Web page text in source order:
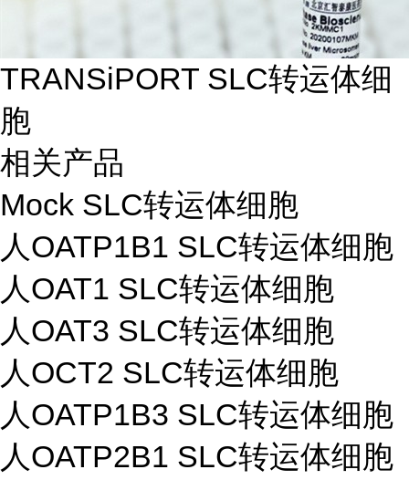
TRANSiPORT SLC转运体细
胞
相关产品
Mock SLC转运体细胞
人OATP1B1 SLC转运体细胞
人OAT1 SLC转运体细胞
人OAT3 SLC转运体细胞
人OCT2 SLC转运体细胞
人OATP1B3 SLC转运体细胞
人OATP2B1 SLC转运体细胞